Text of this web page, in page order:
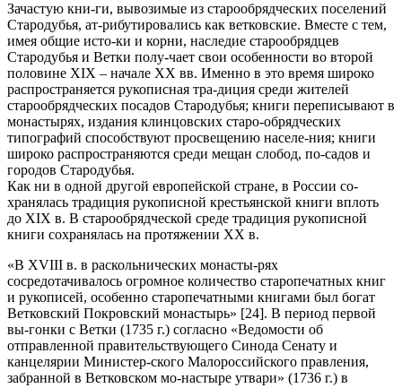
Зачастую кни-ги, вывозимые из старообрядческих поселений
Стародубья, ат-рибутировались как ветковские. Вместе с тем,
имея общие исто-ки и корни, наследие старообрядцев
Стародубья и Ветки полу-чает свои особенности во второй
половине XIX – начале XX вв. Именно в это время широко
распространяется рукописная тра-диция среди жителей
старообрядческих посадов Стародубья; книги переписывают в
монастырях, издания клинцовских старо-обрядческих
типографий способствуют просвещению населе-ния; книги
широко распространяются среди мещан слобод, по-садов и
городов Стародубья.
Как ни в одной другой европейской стране, в России со-
хранялась традиция рукописной крестьянской книги вплоть
до XIX в. В старообрядческой среде традиция рукописной
книги сохранялась на протяжении XX в.
«В XVIII в. в раскольнических монасты-рях
сосредотачивалось огромное количество старопечатных книг
и рукописей, особенно старопечатными книгами был богат
Ветковский Покровский монастырь» [24]. В период первой
вы-гонки с Ветки (1735 г.) согласно «Ведомости об
отправленной правительствующего Синода Сенату и
канцелярии Министер-ского Малороссийского правления,
забранной в Ветковском мо-настыре утвари» (1736 г.) в